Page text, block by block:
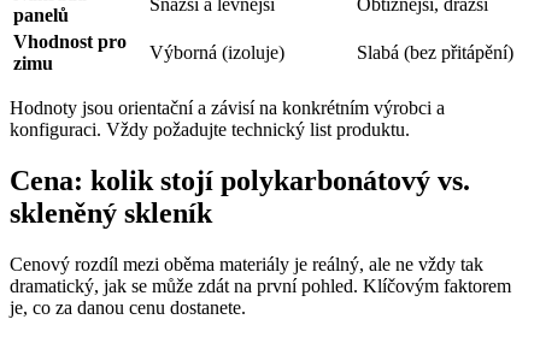
panelů
Snazší a levnější
Obtížnější, dražší
Vhodnost pro
zimu
Výborná (izoluje) Slabá (bez přitápění)
Hodnoty jsou orientační a závisí na konkrétním výrobci a
konfiguraci. Vždy požadujte technický list produktu.
Cena: kolik stojí polykarbonátový vs.
skleněný skleník
Cenový rozdíl mezi oběma materiály je reálný, ale ne vždy tak
dramatický, jak se může zdát na první pohled. Klíčovým faktorem
je, co za danou cenu dostanete.